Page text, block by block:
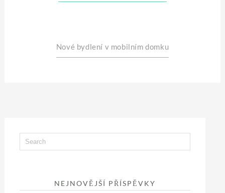
Nové bydlení v mobilním domku
NEJNOVĚJŠÍ PŘÍSPĚVKY